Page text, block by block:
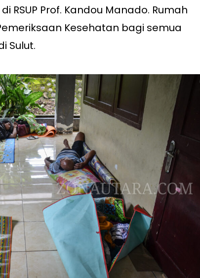
RSUP Prof. Kandou Manado. Rumah
Kesehatan bagi semua
Sulut.